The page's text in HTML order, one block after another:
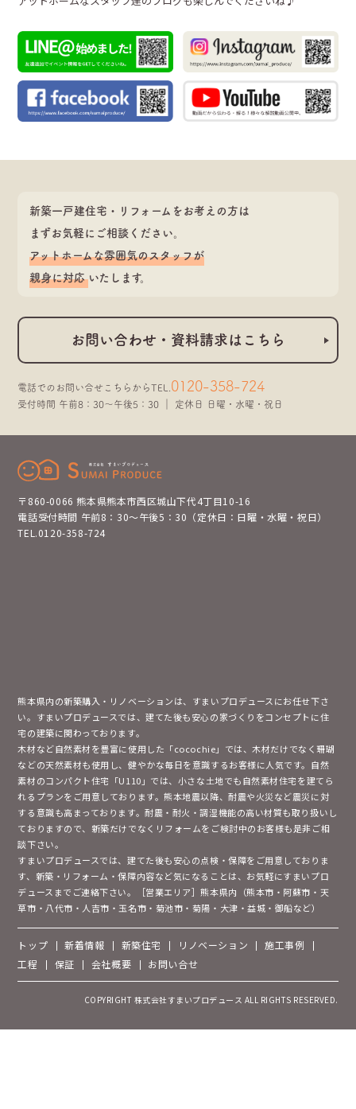
新築一戸建住宅・リフォームをお考えの方は
まずお気軽にご相談ください。
アットホームな雰囲気のスタッフが
親身に対応いたします。
お問い合わせ・資料請求はこちら
電話でのお問い合せこちらからTEL. 0120-358-724
受付時間 午前8：30～午後5：30 ｜ 定休日 日曜・水曜・祝日
〒860-0066 熊本県熊本市西区城山下代4丁目10-16
電話受付時間 午前8：30～午後5：30（定休日：日曜・水曜・祝日）
TEL.0120-358-724
熊本県内の新築購入・リノベーションは、すまいプロデュースにお任せ下さ
い。すまいプロデュースでは、建てた後も安心の家づくりをコンセプトに住
宅の建築に関わっております。
木材など自然素材を豊富に使用した「cocochie」では、木材だけでなく珊瑚
などの天然素材も使用し、健やかな毎日を意識するお客様に人気です。自然
素材のコンパクト住宅「U110」では、小さな土地でも自然素材住宅を建てら
れるプランをご用意しております。熊本地震以降、耐震や火災など震災に対
する意識も高まっております。耐震・耐火・調湿機能の高い材質も取り扱いし
ておりますので、新築だけでなくリフォームをご検討中のお客様も是非ご相
談下さい。
すまいプロデュースでは、建てた後も安心の点検・保障をご用意しておりま
す、新築・リフォーム・保障内容など気になることは、お気軽にすまいプロ
デュースまでご連絡下さい。［営業エリア］熊本県内（熊本市・阿蘇市・天
草市・八代市・人吉市・玉名市・菊池市・菊陽・大津・益城・御船など）
トップ 新着情報 新築住宅 リノベーション
施工事例
工程
保証 会社概要 お問い合せ
COPYRIGHT 株式会社すまいプロデュース ALL RIGHTS RESERVED.